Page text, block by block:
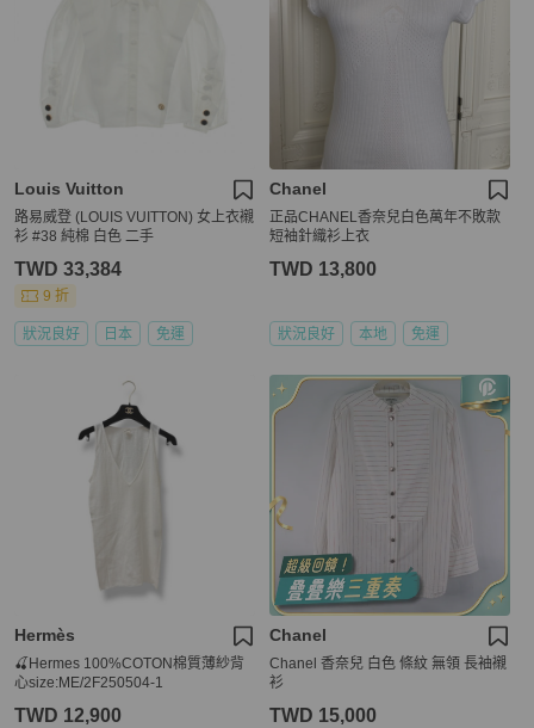
Louis Vuitton
路易威登 (LOUIS VUITTON) 女上衣襯
衫 #38 純棉 白色 二手
TWD 33,384
9 折
狀況良好 日本 免運
Chanel
正品CHANEL香奈兒白色萬年不敗款
短袖針織衫上衣
TWD 13,800
狀況良好 本地 免運
Hermès
🍒Hermes 100%COTON棉質薄紗背
心size:ME/2F250504-1
TWD 12,900
Chanel
Chanel 香奈兒 白色 條紋 無領 長袖襯
衫
TWD 15,000